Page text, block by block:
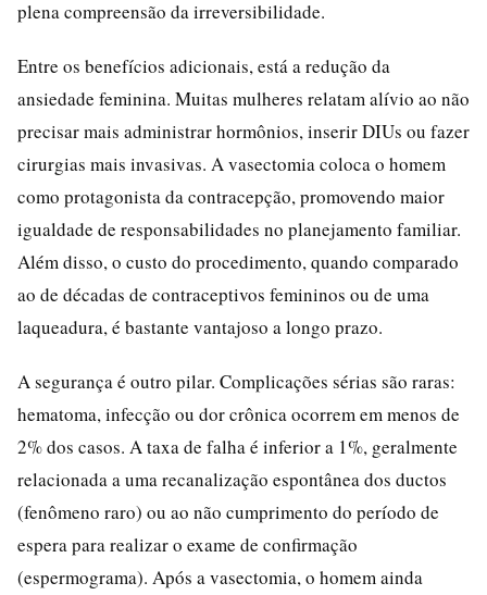
plena compreensão da irreversibilidade.
Entre os benefícios adicionais, está a redução da
ansiedade feminina. Muitas mulheres relatam alívio ao não
precisar mais administrar hormônios, inserir DIUs ou fazer
cirurgias mais invasivas. A vasectomia coloca o homem
como protagonista da contracepção, promovendo maior
igualdade de responsabilidades no planejamento familiar.
Além disso, o custo do procedimento, quando comparado
ao de décadas de contraceptivos femininos ou de uma
laqueadura, é bastante vantajoso a longo prazo.
A segurança é outro pilar. Complicações sérias são raras:
hematoma, infecção ou dor crônica ocorrem em menos de
2% dos casos. A taxa de falha é inferior a 1%, geralmente
relacionada a uma recanalização espontânea dos ductos
(fenômeno raro) ou ao não cumprimento do período de
espera para realizar o exame de confirmação
(espermograma). Após a vasectomia, o homem ainda